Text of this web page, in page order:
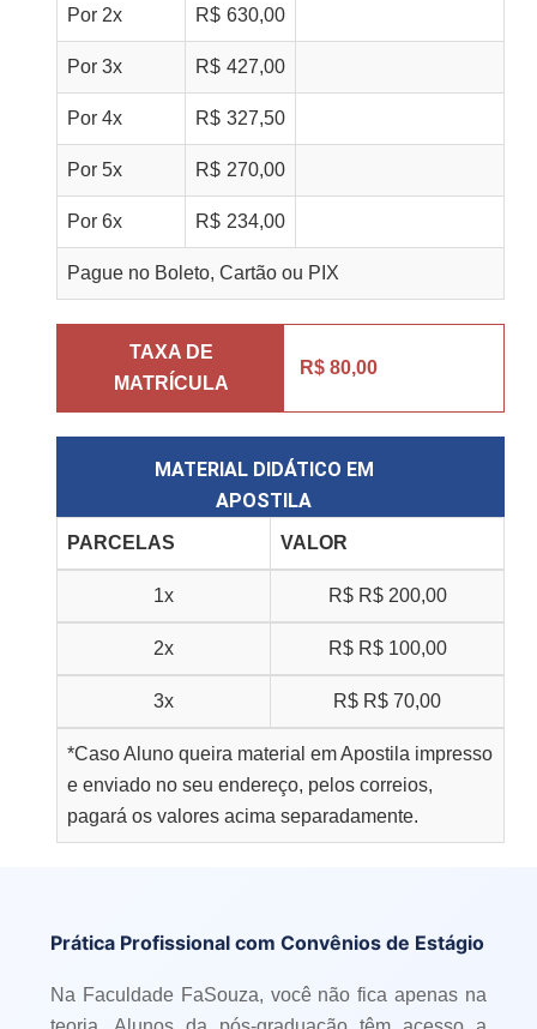
Por 2x R$ 630,00
Por 3x R$ 427,00
Por 4x R$ 327,50
Por 5x R$ 270,00
Por 6x R$ 234,00
Pague no Boleto, Cartão ou PIX
TAXA DE
MATRÍCULA
R$ 80,00
MATERIAL DIDÁTICO EM
APOSTILA
PARCELAS VALOR
1x R$ R$ 200,00
2x R$ R$ 100,00
3x R$ R$ 70,00
*Caso Aluno queira material em Apostila impresso
e enviado no seu endereço, pelos correios,
pagará os valores acima separadamente.
Prática Profissional com Convênios de Estágio
Na Faculdade FaSouza, você não fica apenas na